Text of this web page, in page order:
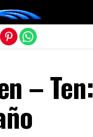
– Ten:
móvil